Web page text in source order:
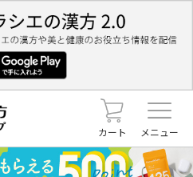
カート メニュー